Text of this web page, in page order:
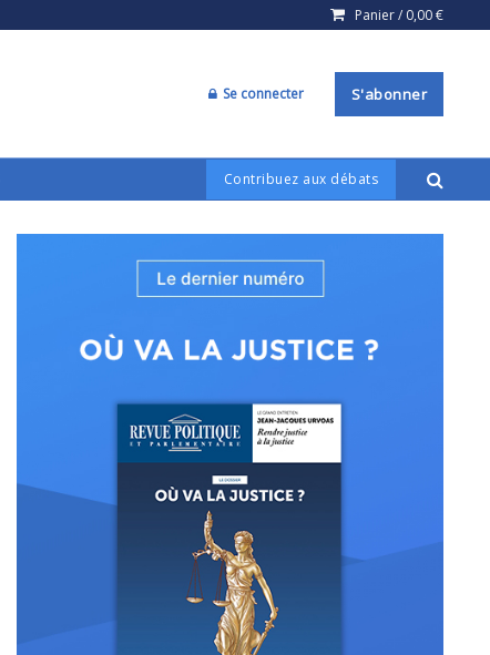
Panier / 0,00€
Se connecter S'abonner
Contribuez aux débats